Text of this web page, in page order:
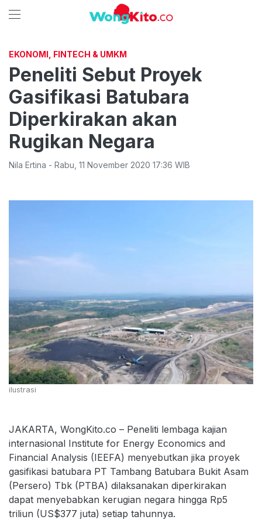
EKONOMI, FINTECH & UMKM
Peneliti Sebut Proyek
Gasifikasi Batubara
Diperkirakan akan
Rugikan Negara
Nila Ertina - Rabu 11 November 2020 17:36 WIB
ilustrasi
JAKARTA, WongKito.co – Peneliti lembaga kajian
internasional Institute for Energy Economics and
Financial Analysis (IEEFA) menyebutkan jika proyek
gasifikasi batubara PT Tambang Batubara Bukit Asam
(Persero) Tbk (PTBA) dilaksanakan diperkirakan
dapat menyebabkan kerugian negara hingga Rp5
triliun (US$377 juta) setiap tahunnya.